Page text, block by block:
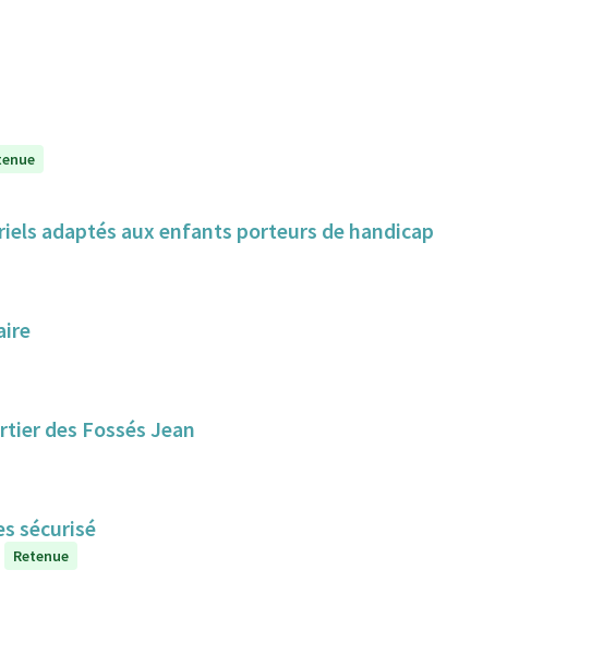
adaptés aux enfants porteurs de handicap
des Fossés Jean
sécurisé
Retenue